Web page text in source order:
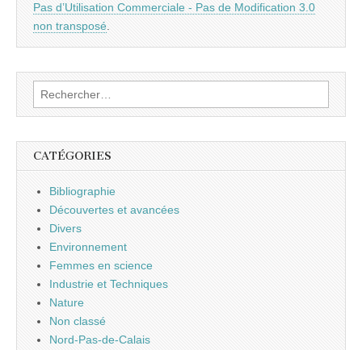
Pas d’Utilisation Commerciale - Pas de Modification 3.0
non transposé
Rechercher :
CATÉGORIES
Bibliographie
Découvertes et avancées
Divers
Environnement
Femmes en science
Industrie et Techniques
Nature
Non classé
Nord-Pas-de-Calais